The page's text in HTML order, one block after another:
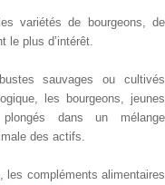
variétés de bourgeons, de
le plus d’intérêt.
sauvages ou cultivés
les bourgeons, jeunes
dans un mélange
des actifs.
, les compléments alimentaires